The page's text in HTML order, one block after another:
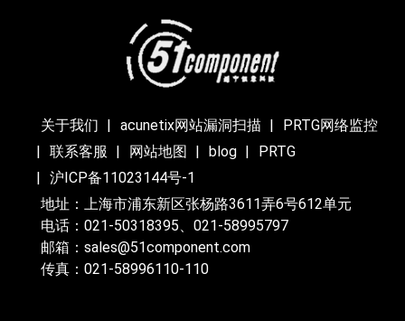
关于我们 acunetix网站漏洞扫描
PRTG网络监控
联系客服
网站地图 blog
PRTG
沪ICP备11023144号-1
地址：上海市浦东新区张杨路3611弄6号612单元
电话：021-50318395、021-58995797
邮箱：sales@51component.com
传真：021-58996110-110